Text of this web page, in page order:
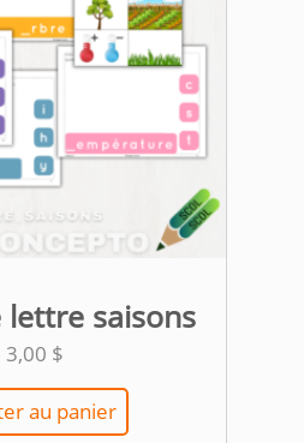
lettre saisons
3,00 $
au panier